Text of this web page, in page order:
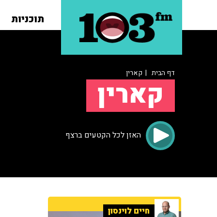
תוכניות
דף הבית | קארין
קארין
האזן לכל הקטעים ברצף
חיים לוינסון